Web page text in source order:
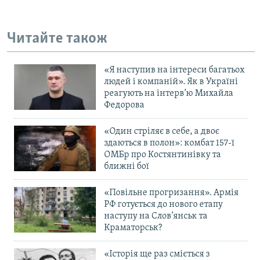
Читайте також
«Я наступив на інтереси багатьох
людей і компаній». Як в Україні
реагують на інтерв’ю Михайла
Федорова
«Один стріляє в себе, а двоє
здаються в полон»: комбат 157-ї
ОМБр про Костянтинівку та
ближні бої
«Повільне прогризання». Армія
РФ готується до нового етапу
наступу на Слов’янськ та
Краматорськ?
«Історія ще раз сміється з